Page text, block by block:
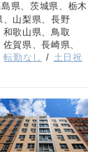
県、茨城県、栃木
、山梨県、長野
歌山県、鳥取
賀県、長崎県、
転勤なし
土日祝